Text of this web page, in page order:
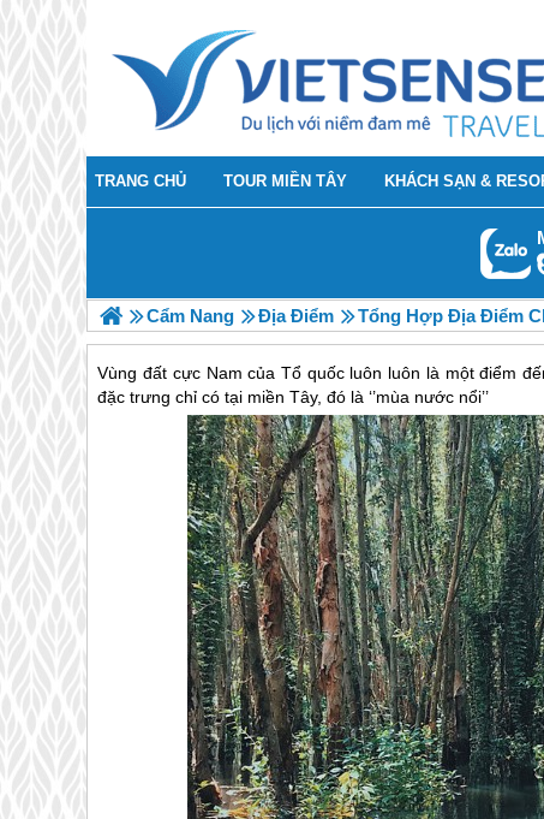
TRANG CHỦ TOUR MIỀN TÂY KHÁCH SẠN &
Cẩm Nang Địa Điểm Tổng Hợp Địa Điểm
Vùng đất cực Nam của Tổ quốc luôn luôn là một điểm
đặc trưng chỉ có tại miền Tây, đó là ‘’mùa nước nổi’’